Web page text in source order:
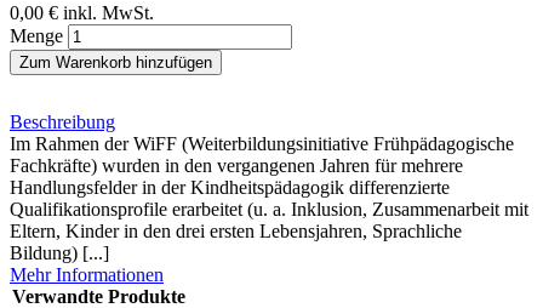
0,00 € inkl. MwSt.
Menge
Zum Warenkorb hinzufügen
Beschreibung
Im Rahmen der WiFF (Weiterbildungsinitiative Frühpädagogische
Fachkräfte) wurden in den vergangenen Jahren für mehrere
Handlungsfelder in der Kindheitspädagogik differenzierte
Qualifikationsprofile erarbeitet (u. a. Inklusion, Zusammenarbeit mit
Eltern, Kinder in den drei ersten Lebensjahren, Sprachliche
Bildung) [...]
Mehr Informationen
Verwandte Produkte